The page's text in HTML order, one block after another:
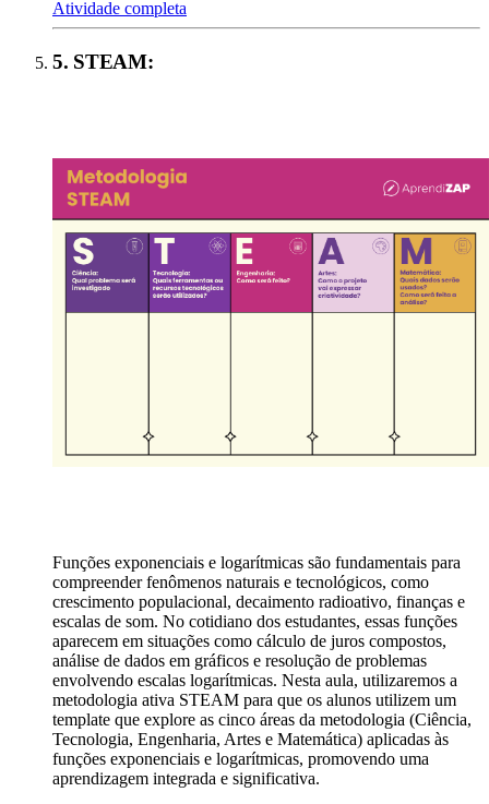
Atividade completa
5. STEAM:
Funções exponenciais e logarítmicas são fundamentais para
compreender fenômenos naturais e tecnológicos, como
crescimento populacional, decaimento radioativo, finanças e
escalas de som. No cotidiano dos estudantes, essas funções
aparecem em situações como cálculo de juros compostos,
análise de dados em gráficos e resolução de problemas
envolvendo escalas logarítmicas. Nesta aula, utilizaremos a
metodologia ativa STEAM para que os alunos utilizem um
template que explore as cinco áreas da metodologia (Ciência,
Tecnologia, Engenharia, Artes e Matemática) aplicadas às
funções exponenciais e logarítmicas, promovendo uma
aprendizagem integrada e significativa.